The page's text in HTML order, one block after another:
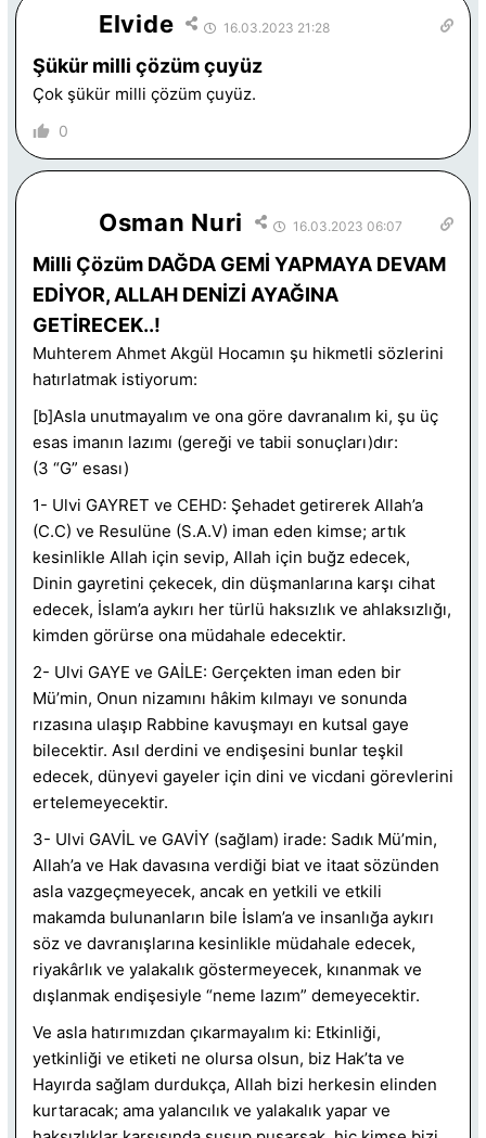
Elvide 16.03.2023 21:28
Şükür milli çözüm çuyüz
Çok şükür milli çözüm çuyüz.
0
Osman Nuri 16.03.2023 06:07
Milli Çözüm DAĞDA GEMİ YAPMAYA DEVAM
EDİYOR, ALLAH DENİZİ AYAĞINA
GETİRECEK..!
Muhterem Ahmet Akgül Hocamın şu hikmetli sözlerini
hatırlatmak istiyorum:
[b]Asla unutmayalım ve ona göre davranalım ki, şu üç
esas imanın lazımı (gereği ve tabii sonuçları)dır:
(3 “G” esası)
1- Ulvi GAYRET ve CEHD: Şehadet getirerek Allah’a
(C.C) ve Resulüne (S.A.V) iman eden kimse; artık
kesinlikle Allah için sevip, Allah için buğz edecek,
Dinin gayretini çekecek, din düşmanlarına karşı cihat
edecek, İslam’a aykırı her türlü haksızlık ve ahlaksızlığı,
kimden görürse ona müdahale edecektir.
2- Ulvi GAYE ve GAİLE: Gerçekten iman eden bir
Mü’min, Onun nizamını hâkim kılmayı ve sonunda
rızasına ulaşıp Rabbine kavuşmayı en kutsal gaye
bilecektir. Asıl derdini ve endişesini bunlar teşkil
edecek, dünyevi gayeler için dini ve vicdani görevlerini
ertelemeyecektir.
3- Ulvi GAVİL ve GAVİY (sağlam) irade: Sadık Mü’min,
Allah’a ve Hak davasına verdiği biat ve itaat sözünden
asla vazgeçmeyecek, ancak en yetkili ve etkili
makamda bulunanların bile İslam’a ve insanlığa aykırı
söz ve davranışlarına kesinlikle müdahale edecek,
riyakârlık ve yalakalık göstermeyecek, kınanmak ve
dışlanmak endişesiyle “neme lazım” demeyecektir.
Ve asla hatırımızdan çıkarmayalım ki: Etkinliği,
yetkinliği ve etiketi ne olursa olsun, biz Hak’ta ve
Hayırda sağlam durdukça, Allah bizi herkesin elinden
kurtaracak; ama yalancılık ve yalakalık yapar ve